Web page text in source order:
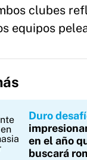
clubes
equipos
Duro
en el año
buscará